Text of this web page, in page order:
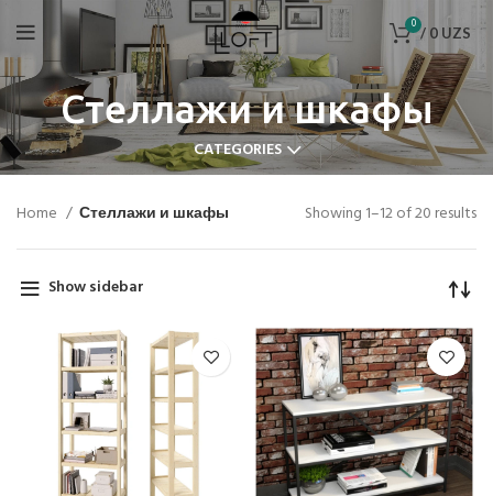
0 / 0 UZS
Стеллажи и шкафы
CATEGORIES
Home Стеллажи и шкафы Showing 1–12 of 20 results
Show sidebar